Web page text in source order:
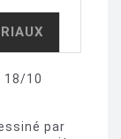
18/10
par